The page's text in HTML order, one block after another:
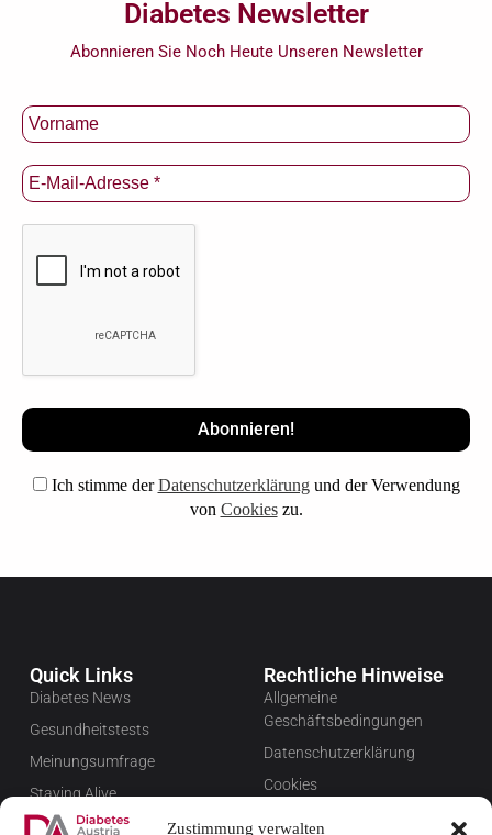
Zustimmung verwalten
Diabetes Newsletter
Abonnieren Sie Noch Heute Unseren Newsletter
Ich stimme derDatenschutzerklärungund der Verwendung
von Cookieszu.
Quick Links
Diabetes News
Gesundheitstests
Meinungsumfrage
Staying Alive
Favoriten
Rechtliche Hinweise
Allgemeine
Geschäftsbedingungen
Datenschutzerklärung
Cookies